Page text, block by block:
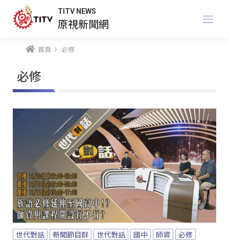
TITV NEWS
原視新聞網
首頁 必修
必修
世代對話 新聞節目群 世代對話 國中 師資
必修